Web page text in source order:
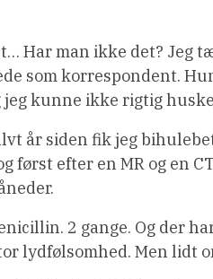
Har man ikke det? Jeg
som korrespondent.
jeg kunne ikke rigtig
år siden fik jeg
først efter en MR og en
2 gange. Og der
lydfølsomhed. Men lidt